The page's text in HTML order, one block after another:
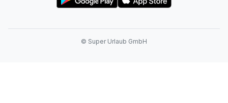
© Super Urlaub GmbH